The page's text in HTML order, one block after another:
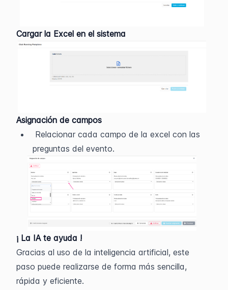
Cargar la Excel en el sistema
Asignación de campos
Relacionar cada campo de la excel con las
preguntas del evento.
¡ La IA te ayuda !
Gracias al uso de la inteligencia artificial, este
paso puede realizarse de forma más sencilla,
rápida y eficiente.